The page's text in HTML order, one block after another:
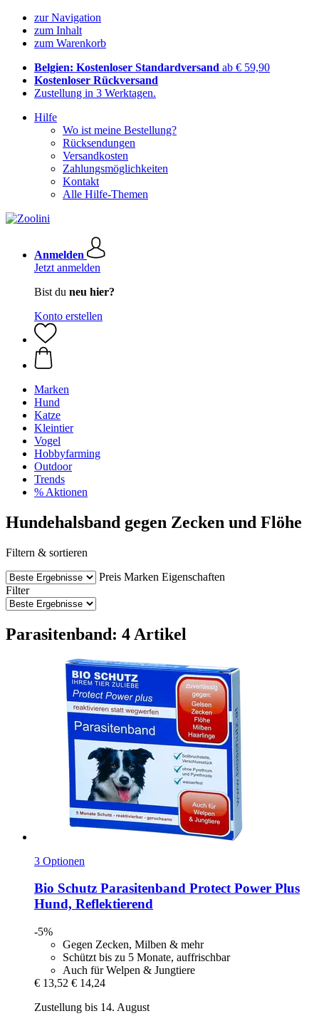
zur Navigation
zum Inhalt
zum Warenkorb
Belgien: Kostenloser Standardversand ab € 59,90
Kostenloser Rückversand
Zustellung in 3 Werktagen.
Hilfe
Wo ist meine Bestellung?
Rücksendungen
Versandkosten
Zahlungsmöglichkeiten
Kontakt
Alle Hilfe-Themen
Anmelden
Jetzt anmelden
Bist du neu hier?
Konto erstellen
Marken
Hund
Katze
Kleintier
Vogel
Hobbyfarming
Outdoor
Trends
% Aktionen
Hundehalsband gegen Zecken und Flöhe
Filtern & sortieren
Preis Marken Eigenschaften
Filter
Parasitenband: 4 Artikel
3 Optionen
Bio Schutz Parasitenband Protect Power Plus
Hund, Reflektierend
-5%
Gegen Zecken, Milben & mehr
Schützt bis zu 5 Monate, auffrischbar
Auch für Welpen & Jungtiere
€ 13,52 € 14,24
Zustellung bis 14. August